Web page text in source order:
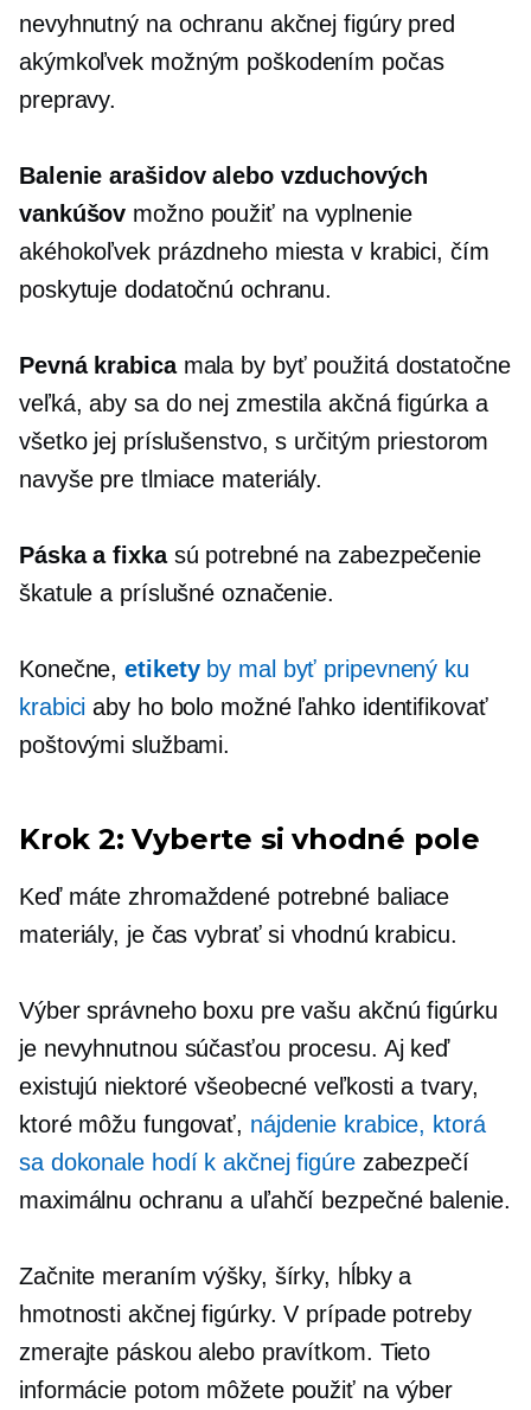
nevyhnutný na ochranu akčnej figúry pred
akýmkoľvek možným poškodením počas
prepravy.
Balenie arašidov alebo vzduchových
vankúšov možno použiť na vyplnenie
akéhokoľvek prázdneho miesta v krabici, čím
poskytuje dodatočnú ochranu.
Pevná krabicamala by byť použitá dostatočne
veľká, aby sa do nej zmestila akčná figúrka a
všetko jej príslušenstvo, s určitým priestorom
navyše pre tlmiace materiály.
Páska a fixkasú potrebné na zabezpečenie
škatule a príslušné označenie.
Konečne,etiketyby mal byť pripevnený ku
krabici aby ho bolo možné ľahko identifikovať
poštovými službami.
Krok 2: Vyberte si vhodné pole
Keď máte zhromaždené potrebné baliace
materiály, je čas vybrať si vhodnú krabicu.
Výber správneho boxu pre vašu akčnú figúrku
je nevyhnutnou súčasťou procesu. Aj keď
existujú niektoré všeobecné veľkosti a tvary,
ktoré môžu fungovať, nájdenie krabice, ktorá
sa dokonale hodí k akčnej figúrezabezpečí
maximálnu ochranu a uľahčí bezpečné balenie.
Začnite meraním výšky, šírky, hĺbky a
hmotnosti akčnej figúrky. V prípade potreby
zmerajte páskou alebo pravítkom. Tieto
informácie potom môžete použiť na výber